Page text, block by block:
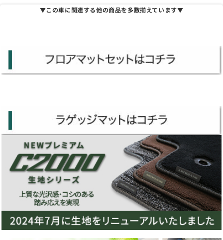
▼この車に関連する他の商品を多数揃えています▼